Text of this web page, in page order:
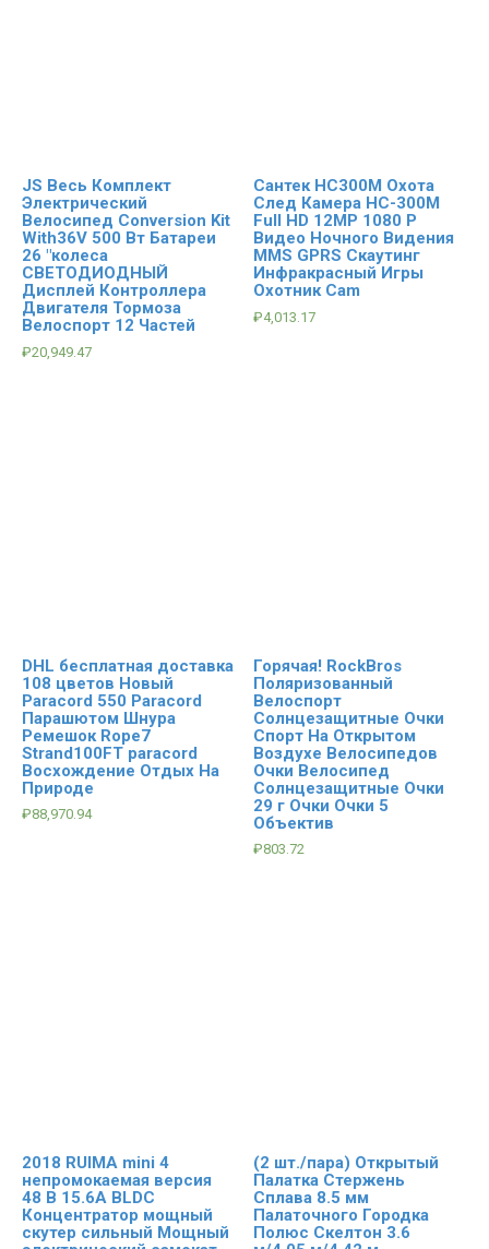
JS Весь Комплект
Электрический
Велосипед Conversion Kit
With36V 500 Вт Батареи
26 "колеса
СВЕТОДИОДНЫЙ
Дисплей Контроллера
Двигателя Тормоза
Велоспорт 12 Частей
₽20,949.47
Сантек HC300M Охота
След Камера HC-300M
Full HD 12MP 1080 P
Видео Ночного Видения
MMS GPRS Скаутинг
Инфракрасный Игры
Охотник Cam
₽4,013.17
DHL бесплатная доставка
108 цветов Новый
Paracord 550 Paracord
Парашютом Шнура
Ремешок Rope7
Strand100FT paracord
Восхождение Отдых На
Природе
₽88,970.94
Горячая! RockBros
Поляризованный
Велоспорт
Солнцезащитные Очки
Спорт На Открытом
Воздухе Велосипедов
Очки Велосипед
Солнцезащитные Очки
29 г Очки Очки 5
Объектив
₽803.72
2018 RUIMA mini 4
непромокаемая версия
48 В 15.6A BLDC
Концентратор мощный
скутер сильный Мощный
(2 шт./пара) Открытый
Палатка Стержень
Сплава 8.5 мм
Палаточного Городка
Полюс Скелтон 3.6